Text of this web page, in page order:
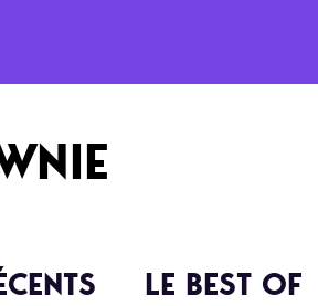
LE BEST OF